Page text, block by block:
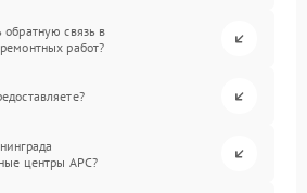
связь в
работ?
центры APC?